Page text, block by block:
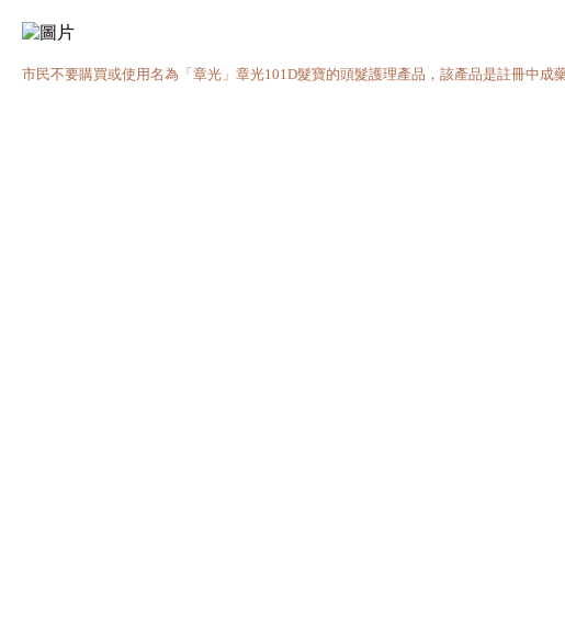
市民不要購買或使用名為「章光」章光101D髮寶的頭髮護理產品，該產品是註冊中成